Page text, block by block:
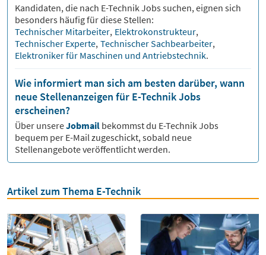
Kandidaten, die nach E-Technik Jobs suchen, eignen sich
besonders häufig für diese Stellen:
Technischer Mitarbeiter, Elektrokonstrukteur,
Technischer Experte, Technischer Sachbearbeiter,
Elektroniker für Maschinen und Antriebstechnik.
Wie informiert man sich am besten darüber, wann
neue Stellenanzeigen für E-Technik Jobs
erscheinen?
Über unsereJobmail bekommst du E-Technik Jobs
bequem per E-Mail zugeschickt, sobald neue
Stellenangebote veröffentlicht werden.
Artikel zum Thema E-Technik